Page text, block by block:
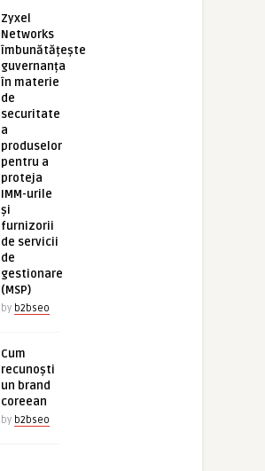
Zyxel
Networks
îmbunătățește
guvernanța
în materie
de
securitate
a
produselor
pentru a
proteja
IMM-urile
și
furnizorii
de servicii
de
gestionare
(MSP)
by b2bseo
Cum
recunoști
un brand
coreean
by b2bseo